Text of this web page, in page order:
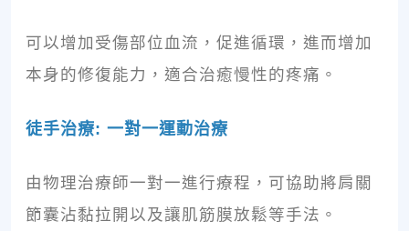
可以增加受傷部位血流，促進循環，進而增加
本身的修復能力，適合治癒慢性的疼痛。
徒手治療: 一對一運動治療
由物理治療師一對一進行療程，可協助將肩關
節囊沾黏拉開以及讓肌筋膜放鬆等手法。